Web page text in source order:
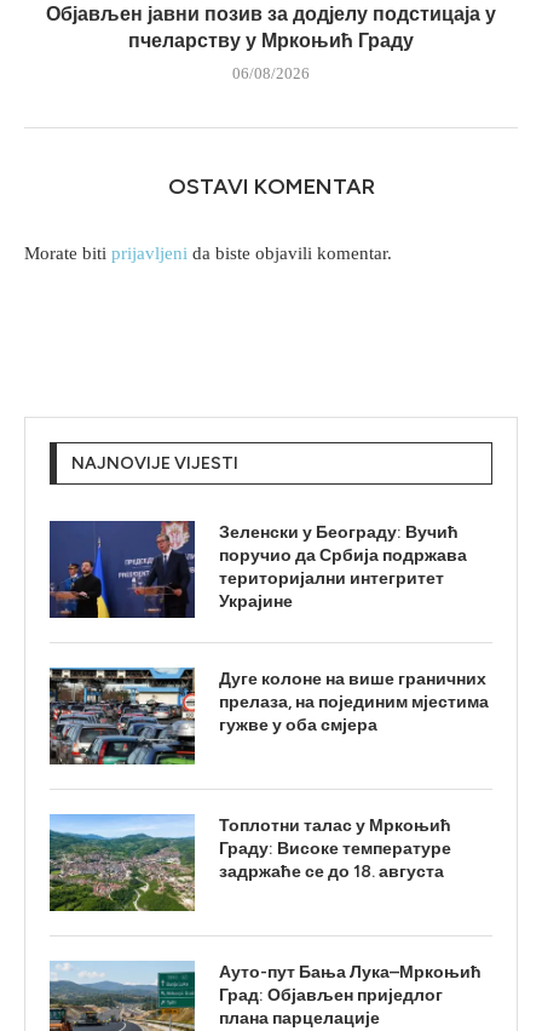
Објављен јавни позив за додјелу подстицаја у
пчеларству у Мркоњић Граду
06/08/2026
OSTAVI KOMENTAR
Morate biti prijavljeni da biste objavili komentar.
NAJNOVIJE VIJESTI
Зеленски у Београду: Вучић
поручио да Србија подржава
територијални интегритет
Украјине
Дуге колоне на више граничних
прелаза, на појединим мјестима
гужве у оба смјера
Топлотни талас у Мркоњић
Граду: Високе температуре
задржаће се до 18. августа
Ауто-пут Бања Лука–Мркоњић
Град: Објављен приједлог
плана парцелације